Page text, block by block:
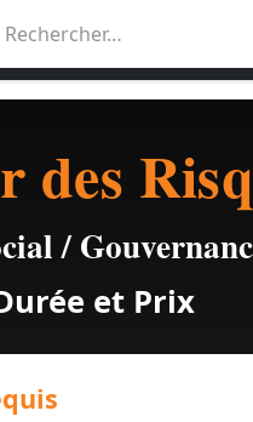
Blog
/
et Prix